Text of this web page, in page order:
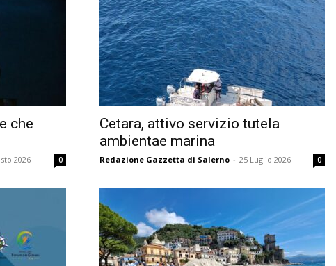
che
2026 0
Cetara, attivo servizio tutela
ambientae marina
Redazione Gazzetta di Salerno - 25 Luglio 2026 0